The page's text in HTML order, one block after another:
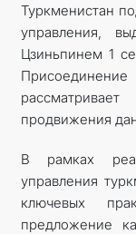
Туркменистан
управления,
Цзиньпинем 1
продвижения
В рамках
управления
ключевых
предложение